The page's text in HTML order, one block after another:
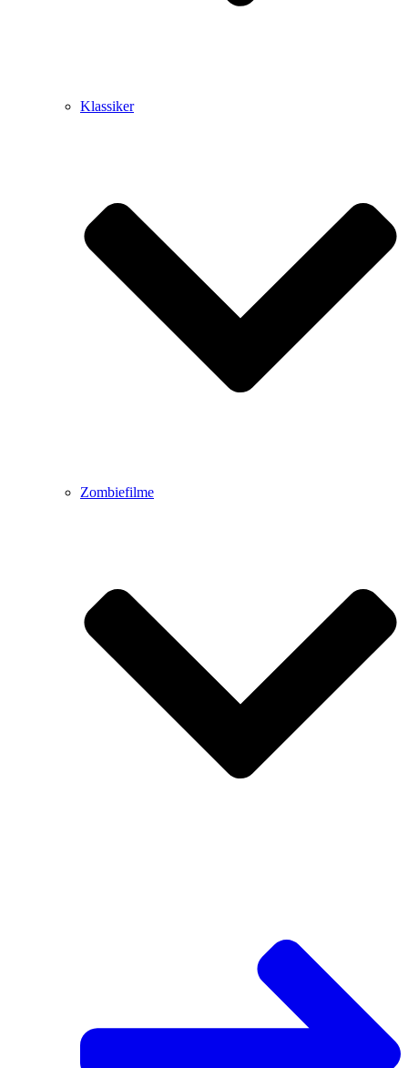
Klassiker
Zombiefilme